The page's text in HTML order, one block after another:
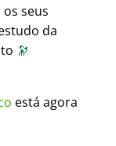
seus
da
🔭
está agora